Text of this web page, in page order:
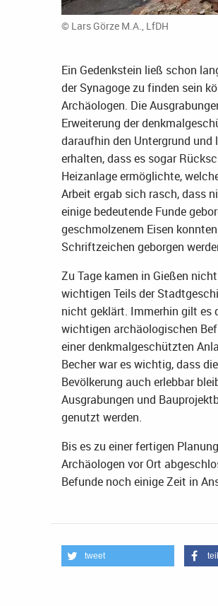
© Lars Görze M.A., LfDH
Ein Gedenkstein ließ schon
der Synagoge zu finden sein
Archäologen. Die
Erweiterung der
daraufhin den Untergrund
erhalten, dass es sogar
Heizanlage ermöglichte,
Arbeit ergab sich rasch, dass
einige bedeutende Funde
geschmolzenem Eisen
Schriftzeichen geborgen
Zu Tage kamen in Gießen
wichtigen Teils der
nicht geklärt. Immerhin gilt es
wichtigen archäologischen
einer denkmalgeschützten
Becher war es wichtig, dass
Bevölkerung auch erlebbar
Ausgrabungen und
genutzt werden.
Bis es zu einer fertigen
Archäologen vor Ort
Befunde noch einige Zeit in
tweet